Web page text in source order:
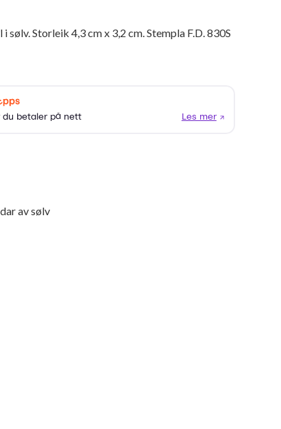
Storleik 4,3 cm x 3,2 cm. Stempla F.D. 830S
av sølv